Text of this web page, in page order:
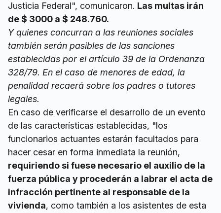
Justicia Federal", comunicaron. Las multas irán
de $ 3000 a $ 248.760.
Y quienes concurran a las reuniones sociales
también serán pasibles de las sanciones
establecidas por el artículo 39 de la Ordenanza
328/79. En el caso de menores de edad, la
penalidad recaerá sobre los padres o tutores
legales.
En caso de verificarse el desarrollo de un evento
de las características establecidas, "los
funcionarios actuantes estarán facultados para
hacer cesar en forma inmediata la reunión,
requiriendo si fuese necesario el auxilio de la
fuerza pública y procederán a labrar el acta de
infracción pertinente al responsable de la
vivienda, como también a los asistentes de esta